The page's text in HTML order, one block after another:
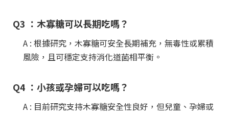
Q3 ：木寡糖可以長期吃嗎？
A : 根據研究，木寡糖可安全長期補充，無毒性或累積
風險，且可穩定支持消化道菌相平衡。
Q4 ：小孩或孕婦可以吃嗎？
A : 目前研究支持木寡糖安全性良好，但兒童、孕婦或